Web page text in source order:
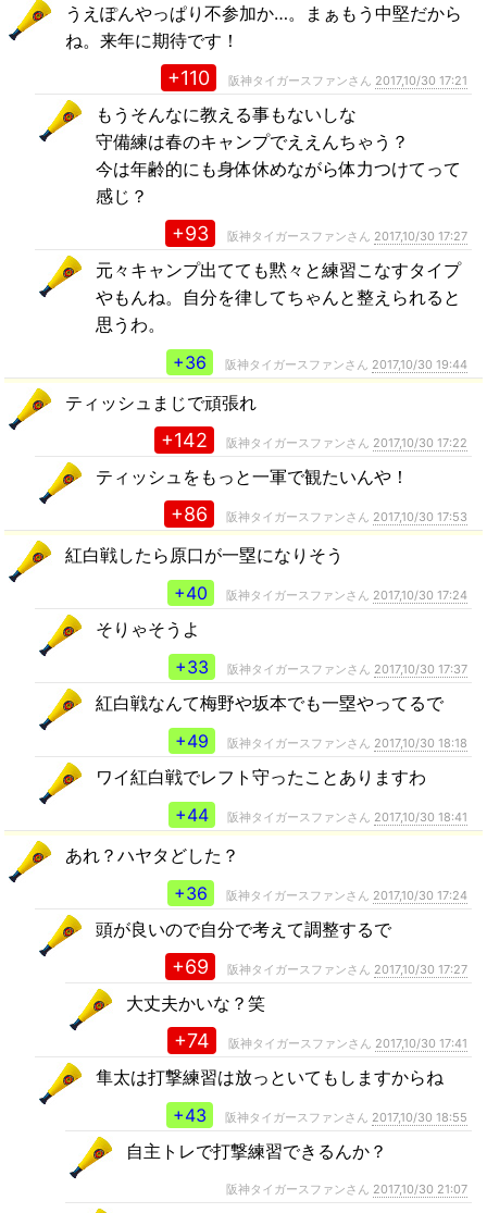
うえぽんやっぱり不参加か…。まぁもう中堅だから
ね。来年に期待です！
+110 阪神タイガースファンさん 2017,10/30 17:21
もうそんなに教える事もないしな
守備練は春のキャンプでええんちゃう？
今は年齢的にも身体休めながら体力つけてって
感じ？
+93 阪神タイガースファンさん 2017,10/30 17:27
元々キャンプ出てても黙々と練習こなすタイプ
やもんね。自分を律してちゃんと整えられると
思うわ。
+36
阪神タイガースファンさん 2017,10/30 19:44
ティッシュまじで頑張れ
+142 阪神タイガースファンさん 2017,10/30 17:22
ティッシュをもっと一軍で観たいんや！
+86 阪神タイガースファンさん 2017,10/30 17:53
紅白戦したら原口が一塁になりそう
+40
阪神タイガースファンさん 2017,10/30 17:24
そりゃそうよ
+33
阪神タイガースファンさん 2017,10/30 17:37
紅白戦なんて梅野や坂本でも一塁やってるで
+49
阪神タイガースファンさん 2017,10/30 18:18
ワイ紅白戦でレフト守ったことありますわ
+44
阪神タイガースファンさん 2017,10/30 18:41
あれ？ハヤタどした？
+36
阪神タイガースファンさん 2017,10/30 17:24
頭が良いので自分で考えて調整するで
+69 阪神タイガースファンさん 2017,10/30 17:27
大丈夫かいな？笑
+74 阪神タイガースファンさん 2017,10/30 17:41
隼太は打撃練習は放っといてもしますからね
+43
阪神タイガースファンさん 2017,10/30 18:55
自主トレで打撃練習できるんか？
阪神タイガースファンさん 2017,10/30 21:07